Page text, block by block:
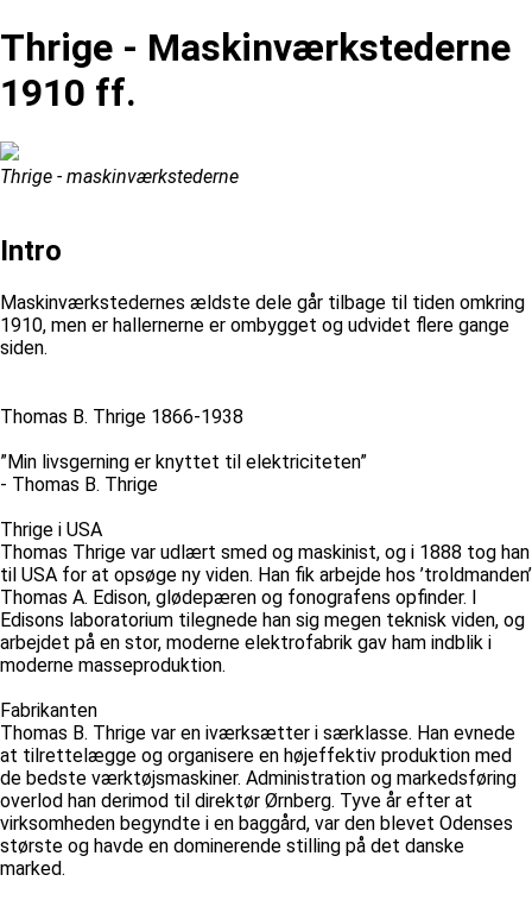
Thrige - Maskinværkstederne
1910 ff.
Thrige - maskinværkstederne
Intro
Maskinværkstedernes ældste dele går tilbage til tiden omkring
1910, men er hallernerne er ombygget og udvidet flere gange
siden.
Thomas B. Thrige 1866-1938
”Min livsgerning er knyttet til elektriciteten”
- Thomas B. Thrige
Thrige i USA
Thomas Thrige var udlært smed og maskinist, og i 1888 tog han
til USA for at opsøge ny viden. Han fik arbejde hos ’troldmanden’
Thomas A. Edison, glødepæren og fonografens opfinder. I
Edisons laboratorium tilegnede han sig megen teknisk viden, og
arbejdet på en stor, moderne elektrofabrik gav ham indblik i
moderne masseproduktion.
Fabrikanten
Thomas B. Thrige var en iværksætter i særklasse. Han evnede
at tilrettelægge og organisere en højeffektiv produktion med
de bedste værktøjsmaskiner. Administration og markedsføring
overlod han derimod til direktør Ørnberg. Tyve år efter at
virksomheden begyndte i en baggård, var den blevet Odenses
største og havde en dominerende stilling på det danske
marked.